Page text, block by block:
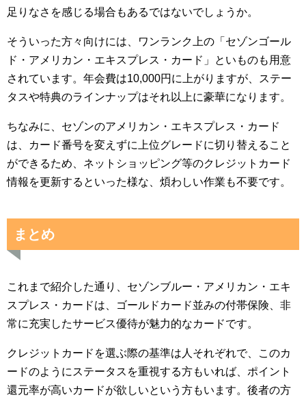
足りなさを感じる場合もあるではないでしょうか。
そういった方々向けには、ワンランク上の「セゾンゴール
ド・アメリカン・エキスプレス・カード」といものも用意
されています。年会費は10,000円に上がりますが、ステー
タスや特典のラインナップはそれ以上に豪華になります。
ちなみに、セゾンのアメリカン・エキスプレス・カード
は、カード番号を変えずに上位グレードに切り替えること
ができるため、ネットショッピング等のクレジットカード
情報を更新するといった様な、煩わしい作業も不要です。
まとめ
これまで紹介した通り、セゾンブルー・アメリカン・エキ
スプレス・カードは、ゴールドカード並みの付帯保険、非
常に充実したサービス優待が魅力的なカードです。
クレジットカードを選ぶ際の基準は人それぞれで、このカ
ードのようにステータスを重視する方もいれば、ポイント
還元率が高いカードが欲しいという方もいます。後者の方